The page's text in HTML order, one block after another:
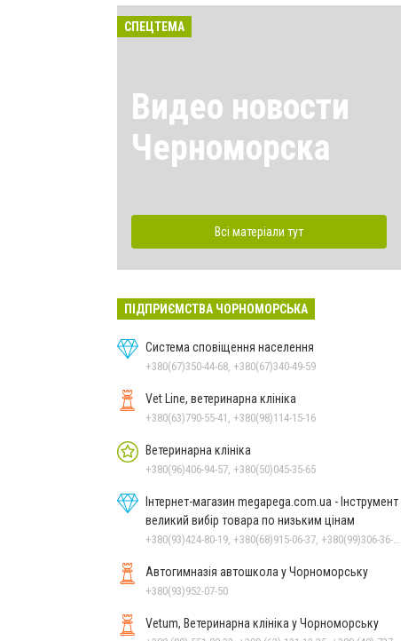
СПЕЦТЕМА
Видео новости
Черноморска
Всі матеріали тут
ПІДПРИЄМСТВА ЧОРНОМОРСЬКА
Система сповіщення населення
+380(67)350-44-68, +380(67)340-49-59
Vet Line, ветеринарна клініка
+380(63)790-55-41, +380(98)114-15-16
Ветеринарна клініка
+380(96)406-94-57, +380(50)045-35-65
Інтернет-магазин megapega.com.ua - Інструмент
великий вибір товара по низьким цінам
Автогимназія автошкола у Чорноморську
+380(93)952-07-50
Vetum, Ветеринарна клініка у Чорноморську